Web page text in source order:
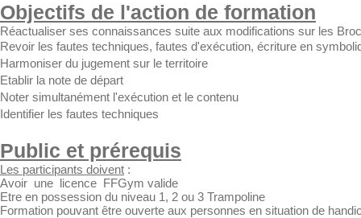
Objectifs de l'action de formation
Réactualiser ses connaissances suite aux modifications sur les
Revoir les fautes techniques, fautes d'exécution, écriture en
Harmoniser du jugement sur le territoire
Etablir la note de départ
Noter simultanément l'exécution et le contenu
Identifier les fautes techniques
Public et prérequis
Les participants doivent :
Avoir une licence FFGym valide
Etre en possession du niveau 1, 2 ou 3 Trampoline
Formation pouvant être ouverte aux personnes en situation de